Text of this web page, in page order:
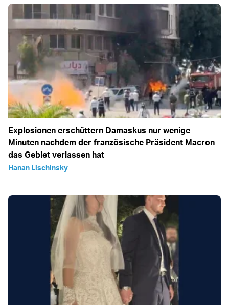
Explosionen erschüttern Damaskus nur wenige
Minuten nachdem der französische Präsident Macron
das Gebiet verlassen hat
Hanan Lischinsky